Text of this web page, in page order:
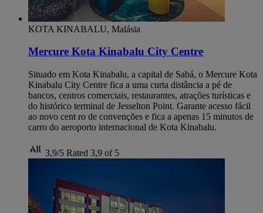
KOTA KINABALU, Malásia
Mercure Kota Kinabalu City Centre
Situado em Kota Kinabalu, a capital de Sabá, o Mercure Kota
Kinabalu City Centre fica a uma curta distância a pé de
bancos, centros comerciais, restaurantes, atrações turísticas e
do histórico terminal de Jesselton Point. Garante acesso fácil
ao novo cent ro de convenções e fica a apenas 15 minutos de
carro do aeroporto internacional de Kota Kinabalu.
3,9/5 Rated 3,9 of 5